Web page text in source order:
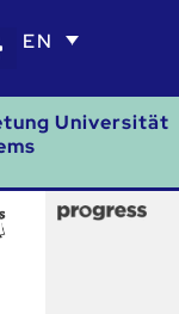
EN
Universität